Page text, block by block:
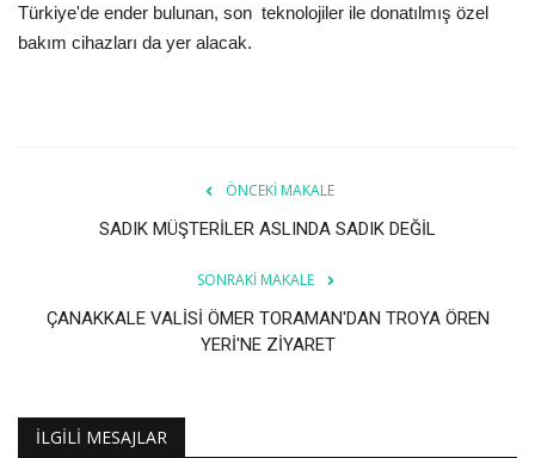
Türkiye'de ender bulunan, son teknolojiler ile donatılmış özel
bakım cihazları da yer alacak.
ÖNCEKI MAKALE
SADIK MÜŞTERİLER ASLINDA SADIK DEĞİL
SONRAKI MAKALE
ÇANAKKALE VALİSİ ÖMER TORAMAN'DAN TROYA ÖREN
YERİ'NE ZİYARET
İLGILI MESAJLAR